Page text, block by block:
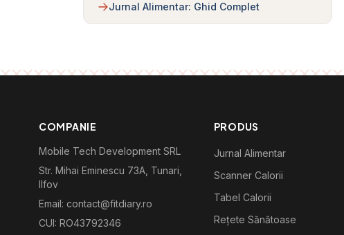
Jurnal Alimentar: Ghid Complet
COMPANIE
Mobile Tech Development SRL
Str. Mihai Eminescu 73A, Tunari,
Ilfov
Email: contact@fitdiary.ro
CUI: RO43792346
PRODUS
Jurnal Alimentar
Scanner Calorii
Tabel Calorii
Rețete Sănătoase